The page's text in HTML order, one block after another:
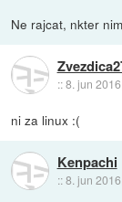
Ne rajcat, nkter
::8. jun
ni za linux :(
Kenpachi
::8. jun